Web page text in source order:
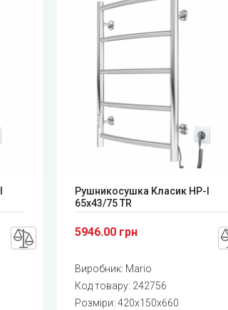
Рушникосушка Класик HP-I
65x43/75 TR
5946.00 грн
Виробник: Mario
Код товару: 242756
Розміри: 420x150x660